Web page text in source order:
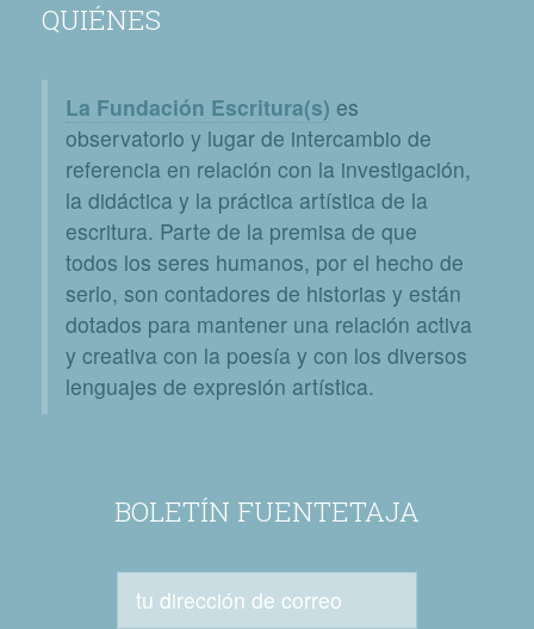
QUIÉNES
La Fundación Escritura(s) es
observatorio y lugar de intercambio de
referencia en relación con la investigación,
la didáctica y la práctica artística de la
escritura. Parte de la premisa de que
todos los seres humanos, por el hecho de
serlo, son contadores de historias y están
dotados para mantener una relación activa
y creativa con la poesía y con los diversos
lenguajes de expresión artística.
BOLETÍN FUENTETAJA